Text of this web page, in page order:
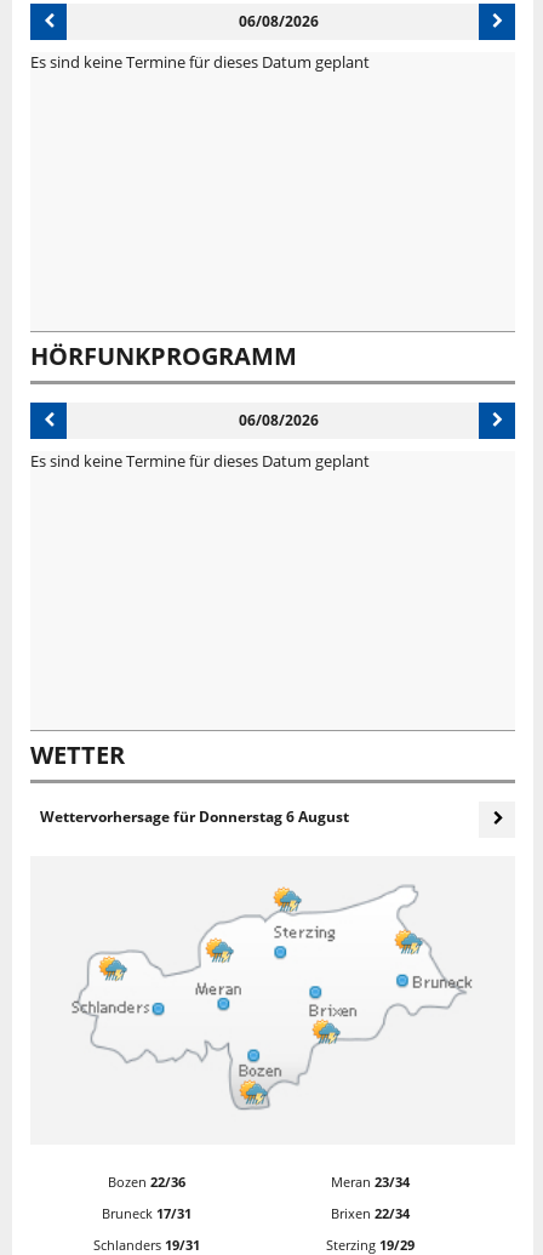
06/08/2026
Es sind keine Termine für dieses Datum geplant
HÖRFUNKPROGRAMM
06/08/2026
Es sind keine Termine für dieses Datum geplant
WETTER
Wettervorhersage fürDonnerstag 6 August
Bozen22/36 Meran 23/34
Bruneck 17/31 Brixen 22/34
Schlanders 19/31 Sterzing 19/29